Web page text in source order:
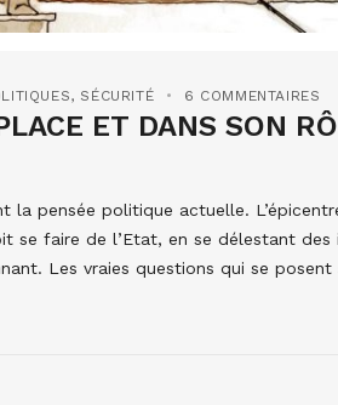
, SÉCURITÉ 6 COMMENTAIRES
ET DANS SON
la pensée politique actuelle.
se faire de l’Etat, en se délestant
Les vraies questions qui se